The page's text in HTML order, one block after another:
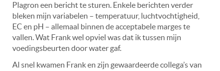
Plagron een bericht te sturen. Enkele berichten verder
bleken mijn variabelen – temperatuur, luchtvochtigheid,
EC en pH – allemaal binnen de acceptabele marges te
vallen. Wat Frank wel opviel was dat ik tussen mijn
voedingsbeurten door water gaf.
Al snel kwamen Frank en zijn gewaardeerde collega’s van